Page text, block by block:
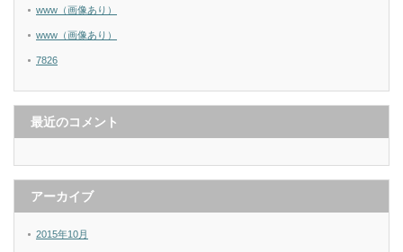
www（画像あり）
www（画像あり）
7826
最近のコメント
アーカイブ
2015年10月